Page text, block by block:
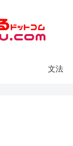
文法